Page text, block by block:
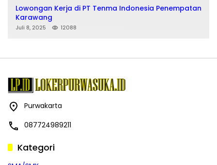
Lowongan Kerja di PT Tenma Indonesia Penempatan
Karawang
Juli 8, 2025 12088
Purwakarta
087724989211
Kategori